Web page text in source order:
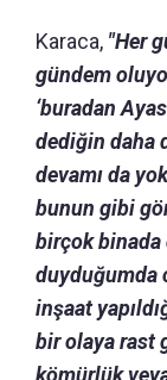
Karaca, "Her
gündem
‘buradan
dediğin daha
devamı da
bunun gibi
birçok
duyduğumda
inşaat
bir olaya rast
kömürlük